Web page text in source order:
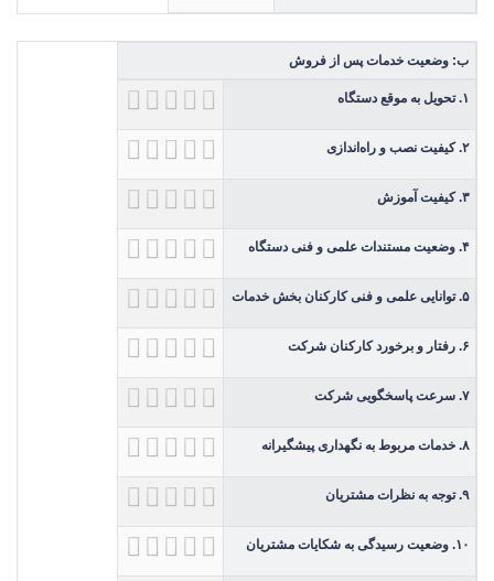
ب: وضعیت خدمات پس از فروش
۱. تحویل به موقع دستگاه
۲. کیفیت نصب و راه‌اندازی
۳. کیفیت آموزش
۴. وضعیت مستندات علمی و فنی دستگاه
۵. توانایی علمی و فنی کارکنان بخش خدمات
۶. رفتار و برخورد کارکنان شرکت
۷. سرعت پاسخگویی شرکت
۸. خدمات مربوط به نگهداری پیشگیرانه
۹. توجه به نظرات مشتریان
۱۰. وضعیت رسیدگی به شکایات مشتریان